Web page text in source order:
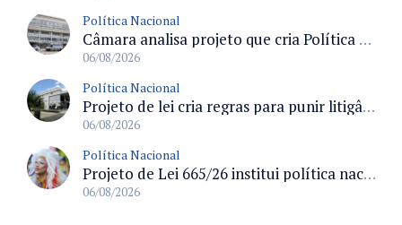
Política Nacional
Câmara analisa projeto que cria Política Nacional de Qualificação e Valorização da Preceptoria na Residência Médica
06/08/2026
Política Nacional
Projeto de lei cria regras para punir litigância abusiva reversa e integrar sistemas do Judiciário
06/08/2026
Política Nacional
Projeto de Lei 665/26 institui política nacional para prevenção ao transfeminicídio e prevê medidas de proteção e reparação
06/08/2026